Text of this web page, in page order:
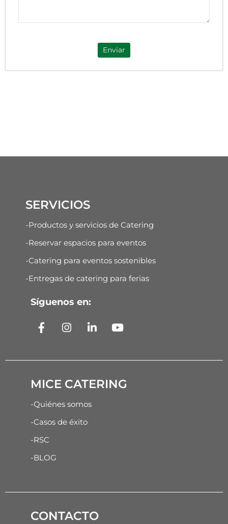
Enviar
SERVICIOS
-Productos y servicios de Catering
-Reservar espacios para eventos
-Catering para eventos sostenibles
-Entregas de catering para ferias
Síguenos en:
MICE CATERING
-Quiénes somos
-Casos de éxito
-RSC
-BLOG
CONTACTO